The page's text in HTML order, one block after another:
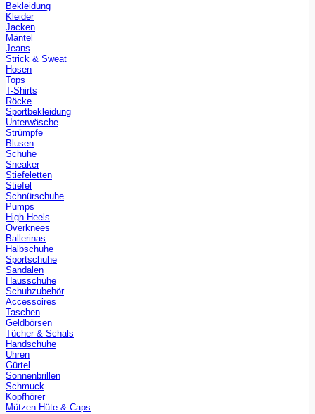
Bekleidung
Kleider
Jacken
Mäntel
Jeans
Strick & Sweat
Hosen
Tops
T-Shirts
Röcke
Sportbekleidung
Unterwäsche
Strümpfe
Blusen
Schuhe
Sneaker
Stiefeletten
Stiefel
Schnürschuhe
Pumps
High Heels
Overknees
Ballerinas
Halbschuhe
Sportschuhe
Sandalen
Hausschuhe
Schuhzubehör
Accessoires
Taschen
Geldbörsen
Tücher & Schals
Handschuhe
Uhren
Gürtel
Sonnenbrillen
Schmuck
Kopfhörer
Mützen Hüte & Caps